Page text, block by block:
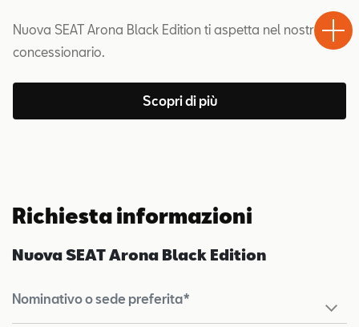
Nuova SEAT Arona Black Edition ti aspetta nel nostro
concessionario.
Scopri di più
Richiesta informazioni
Nuova SEAT Arona Black Edition
Nominativo o sede preferita*
Drive
Chiama